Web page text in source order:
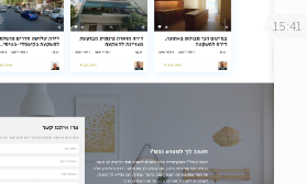
15:41